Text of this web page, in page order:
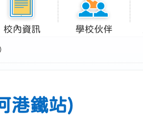
校內資訊 學校伙伴
港鐵站)